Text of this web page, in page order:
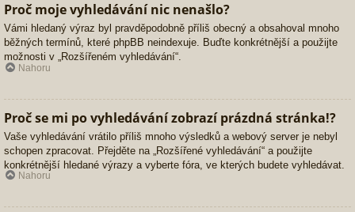
Proč moje vyhledávání nic nenašlo?
Vámi hledaný výraz byl pravděpodobně příliš obecný a obsahoval mnoho
běžných termínů, které phpBB neindexuje. Buďte konkrétnější a použijte
možnosti v „Rozšířeném vyhledávání“.
Nahoru
Proč se mi po vyhledávání zobrazí prázdná stránka!?
Vaše vyhledávání vrátilo příliš mnoho výsledků a webový server je nebyl
schopen zpracovat. Přejděte na „Rozšířené vyhledávání“ a použijte
konkrétnější hledané výrazy a vyberte fóra, ve kterých budete vyhledávat.
Nahoru